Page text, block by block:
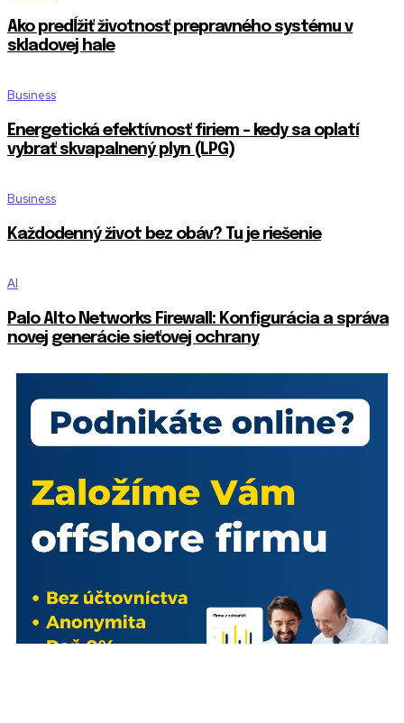
Ako predĺžiť životnosť prepravného systému v
skladovej hale
Business
Energetická efektívnosť firiem – kedy sa oplatí
vybrať skvapalnený plyn (LPG)
Business
Každodenný život bez obáv? Tu je riešenie
AI
Palo Alto Networks Firewall: Konfigurácia a správa
novej generácie sieťovej ochrany